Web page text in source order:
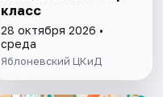
класс
28 октября 2026 •
среда
Яблоневский ЦКиД